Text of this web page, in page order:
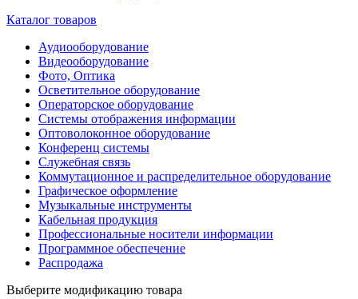
Каталог товаров
Аудиооборудование
Видеооборудование
Фото, Оптика
Осветительное оборудование
Операторское оборудование
Системы отображения информации
Оптоволоконное оборудование
Конференц системы
Служебная связь
Коммутационное и распределительное оборудование
Графическое оформление
Музыкальные инструменты
Кабельная продукция
Профессиональные носители информации
Программное обеспечение
Распродажа
Выберите модификацию товара